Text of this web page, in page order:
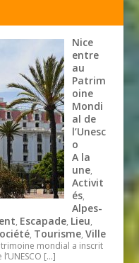
Nice
entre
au
Patrim
oine
Mondi
al de
l’Unesc
o
A la
une,
Activit
és,
Alpes-
, Escapade, Lieu,
, Tourisme,Ville
mondial a inscrit
[…]